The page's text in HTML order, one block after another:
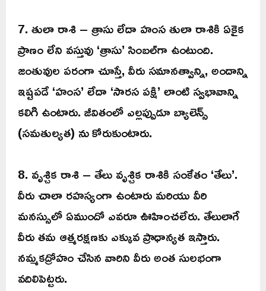
7. తులా రాశి – త్రాసు లేదా హంస తులా రాశికి ఏకైక
ప్రాణం లేని వస్తువు ‘త్రాసు’ సింబల్‌గా ఉంటుంది.
జంతువుల పరంగా చూస్తే, వీరు సమానత్వాన్ని, అందాన్ని
ఇష్టపడే ‘హంస’ లేదా ‘సారస పక్షి’ లాంటి స్వభావాన్ని
కలిగి ఉంటారు. జీవితంలో ఎల్లప్పుడూ బ్యాలెన్స్
(సమతుల్యత) ను కోరుకుంటారు.
8. వృశ్చిక రాశి – తేలు వృశ్చిక రాశికి సంకేతం ‘తేలు’.
వీరు చాలా రహస్యంగా ఉంటారు మరియు వీరి
మనస్సులో ఏముందో ఎవరూ ఊహించలేరు. తేలులాగే
వీరు తమ ఆత్మరక్షణకు ఎక్కువ ప్రాధాన్యత ఇస్తారు.
నమ్మకద్రోహం చేసిన వారిని వీరు అంత సులభంగా
వదిలిపెట్టరు.